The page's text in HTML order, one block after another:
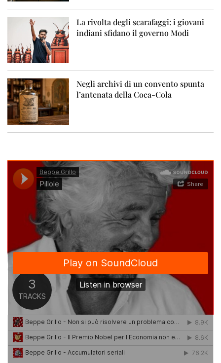
La rivolta degli scarafaggi: i giovani
indiani sfidano il governo Modi
Negli archivi di un convento spunta
l’antenata della Coca-Cola